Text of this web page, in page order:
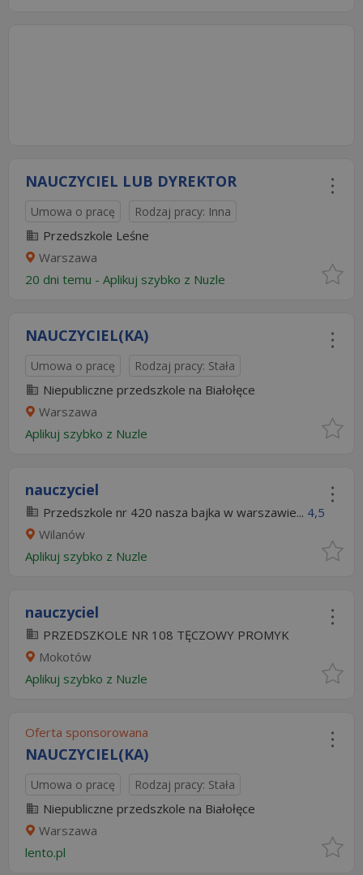
NAUCZYCIEL LUB DYREKTOR
Umowa o pracę Rodzaj pracy: Inna
Przedszkole Leśne
Warszawa
20 dni temu - Aplikuj szybko z Nuzle
NAUCZYCIEL(KA)
Umowa o pracę Rodzaj pracy: Stała
Niepubliczne przedszkole na Białołęce
Warszawa
Aplikuj szybko z Nuzle
nauczyciel
Przedszkole nr 420 nasza bajka w warszawie... 4,5
Wilanów
Aplikuj szybko z Nuzle
nauczyciel
PRZEDSZKOLE NR 108 TĘCZOWY PROMYK
Mokotów
Aplikuj szybko z Nuzle
Oferta sponsorowana
NAUCZYCIEL(KA)
Umowa o pracę Rodzaj pracy: Stała
Niepubliczne przedszkole na Białołęce
Warszawa
lento.pl